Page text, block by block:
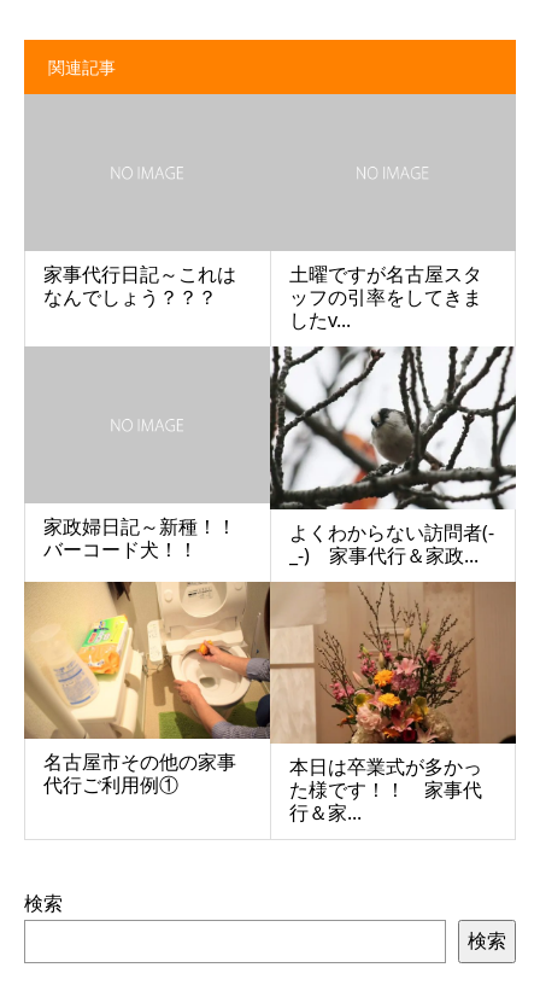
関連記事
家事代行日記～これは
なんでしょう？？？
土曜ですが名古屋スタ
ッフの引率をしてきま
したv...
家政婦日記～新種！！
バーコード犬！！
よくわからない訪問者(-
_-) 家事代行＆家政...
名古屋市その他の家事
代行ご利用例①
本日は卒業式が多かっ
た様です！！ 家事代
行＆家...
検索
検索